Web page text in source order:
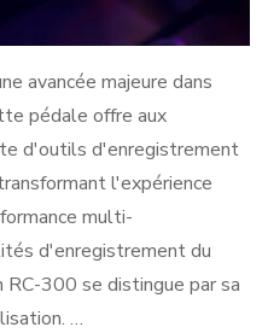
avancée majeure dans
pédale offre aux
d'outils d'enregistrement
l'expérience
multi-
d'enregistrement du
300 se distingue par sa
…